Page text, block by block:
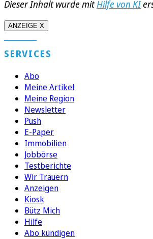
Dieser Inhalt wurde mitHilfe von KI
ANZEIGE X
SERVICES
Abo
Meine Artikel
Meine Region
Newsletter
Push
E-Paper
Immobilien
Jobbörse
Testberichte
Wir Trauern
Anzeigen
Kiosk
Bütz Mich
Hilfe
Abo kündigen